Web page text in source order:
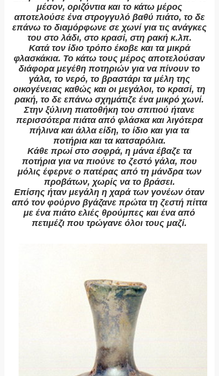
μέσον, οριζόντια και το κάτω μέρος
αποτελούσε ένα στρογγυλό βαθύ πιάτο, το δε
επάνω το διαμόρφωνε σε χωνί για τις ανάγκες
του στο λάδι, στο κρασί, στη ρακή κ.λπ.
Κατά τον ίδιο τρόπο έκοβε και τα μικρά
φλασκάκια. Το κάτω τους μέρος αποτελούσαν
διάφορα μεγέθη ποτηριών για να πίνουν το
γάλα, το νερό, το βραστάρι τα μέλη της
οικογένειας καθώς και οι μεγάλοι, το κρασί, τη
ρακή, το δε επάνω σχημάτιζε ένα μικρό χωνί.
Στην ξύλινη πιατοθήκη του σπιτιού ήτανε
περισσότερα πιάτα από φλάσκα και λιγότερα
πήλινα και άλλα είδη, το ίδιο και για τα
ποτήρια και τα κατσαρόλια.
Κάθε πρωί στο σοφρά, η μάνα έβαζε τα
ποτήρια για να πιούνε το ζεστό γάλα, που
μόλις έφερνε ο πατέρας από τη μάνδρα των
προβάτων, χωρίς να το βράσει.
Επίσης ήταν μεγάλη η χαρά των γονέων όταν
από τον φούρνο βγάζανε πρώτα τη ζεστή πίττα
με ένα πιάτο ελιές θρούμπες και ένα από
πετιμέζι που τρώγανε όλοι τους μαζί.